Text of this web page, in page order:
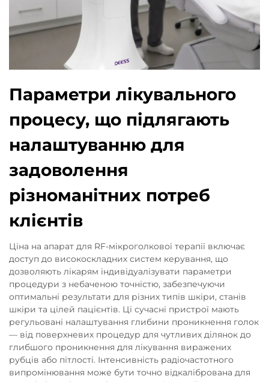
Параметри лікувального
процесу, що підлягають
налаштуванню для
задоволення
різноманітних потреб
клієнтів
Ціна на апарат для RF-мікроголкової терапії включає
доступ до високоскладних систем керування, що
дозволяють лікарям індивідуалізувати параметри
процедури з небаченою точністю, забезпечуючи
оптимальні результати для різних типів шкіри, станів
шкіри та цілей пацієнтів. Ці сучасні пристрої мають
регульовані налаштування глибини проникнення голок
— від поверхневих процедур для чутливих ділянок до
глибшого проникнення для лікування виражених
рубців або пітлості. Інтенсивність радіочастотного
випромінювання може бути точно відкалібрована для